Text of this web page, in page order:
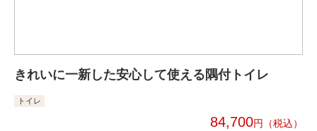
きれいに一新した安心して使える隅付トイレ
トイレ
84,700円